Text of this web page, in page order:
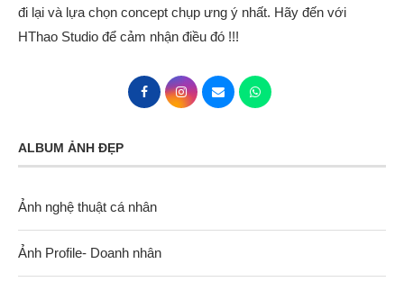
đi lại và lựa chọn concept chụp ưng ý nhất. Hãy đến với
HThao Studio để cảm nhận điều đó !!!
ALBUM ẢNH ĐẸP
Ảnh nghệ thuật cá nhân
Ảnh Profile- Doanh nhân